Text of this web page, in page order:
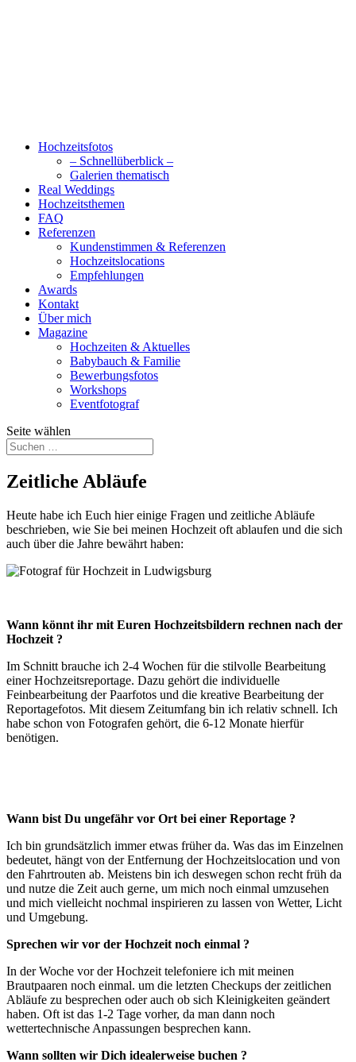
Hochzeitsfotos
– Schnellüberblick –
Galerien thematisch
Real Weddings
Hochzeitsthemen
FAQ
Referenzen
Kundenstimmen & Referenzen
Hochzeitslocations
Empfehlungen
Awards
Kontakt
Über mich
Magazine
Hochzeiten & Aktuelles
Babybauch & Familie
Bewerbungsfotos
Workshops
Eventfotograf
Seite wählen
Zeitliche Abläufe
Heute habe ich Euch hier einige Fragen und zeitliche Abläufe
beschrieben, wie Sie bei meinen Hochzeit oft ablaufen und die sich
auch über die Jahre bewährt haben:
Wann könnt ihr mit Euren Hochzeitsbildern rechnen nach der
Hochzeit ?
Im Schnitt brauche ich 2-4 Wochen für die stilvolle Bearbeitung
einer Hochzeitsreportage. Dazu gehört die individuelle
Feinbearbeitung der Paarfotos und die kreative Bearbeitung der
Reportagefotos. Mit diesem Zeitumfang bin ich relativ schnell. Ich
habe schon von Fotografen gehört, die 6-12 Monate hierfür
benötigen.
Wann bist Du ungefähr vor Ort bei einer Reportage ?
Ich bin grundsätzlich immer etwas früher da. Was das im Einzelnen
bedeutet, hängt von der Entfernung der Hochzeitslocation und von
den Fahrtrouten ab. Meistens bin ich deswegen schon recht früh da
und nutze die Zeit auch gerne, um mich noch einmal umzusehen
und mich vielleicht nochmal inspirieren zu lassen von Wetter, Licht
und Umgebung.
Sprechen wir vor der Hochzeit noch einmal ?
In der Woche vor der Hochzeit telefoniere ich mit meinen
Brautpaaren noch einmal. um die letzten Checkups der zeitlichen
Abläufe zu besprechen oder auch ob sich Kleinigkeiten geändert
haben. Oft ist das 1-2 Tage vorher, da man dann noch
wettertechnische Anpassungen besprechen kann.
Wann sollten wir Dich idealerweise buchen ?